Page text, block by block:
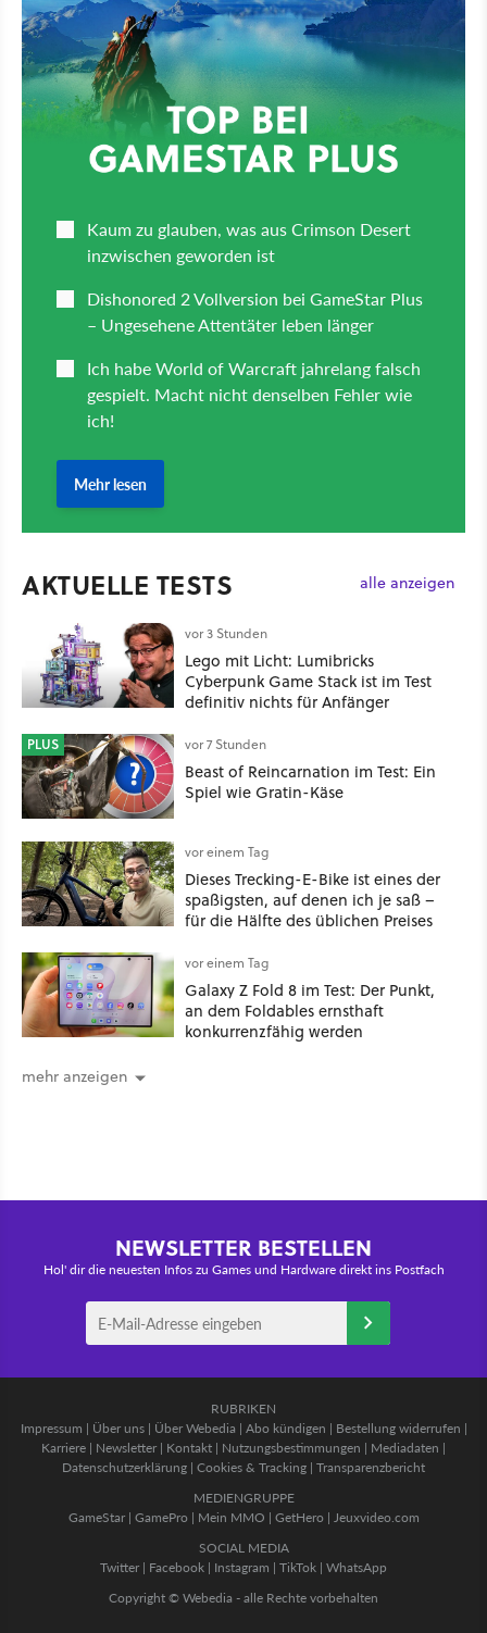
AKTUELLE TESTS alle anzeigen
vor 3 Stunden
Lego mit Licht: Lumibricks
Cyberpunk Game Stack ist im Test
definitiv nichts für Anfänger
PLUS vor 7 Stunden
Beast of Reincarnation im Test: Ein
Spiel wie Gratin-Käse
vor einem Tag
Dieses Trecking-E-Bike ist eines der
spaßigsten, auf denen ich je saß –
für die Hälfte des üblichen Preises
vor einem Tag
Galaxy Z Fold 8 im Test: Der Punkt,
an dem Foldables ernsthaft
konkurrenzfähig werden
mehr anzeigen
NEWSLETTER BESTELLEN
Hol' dir die neuesten Infos zu Games und Hardware direkt ins Postfach
RUBRIKEN
Impressum | Über uns| Über Webedia | Abo kündigen | Bestellung widerrufen |
Karriere | Newsletter | Kontakt | Nutzungsbestimmungen | Mediadaten |
Datenschutzerklärung | Cookies & Tracking | Transparenzbericht
MEDIENGRUPPE
GameStar| GamePro | Mein MMO | GetHero | Jeuxvideo.com
SOCIAL MEDIA
Twitter | Facebook | Instagram | TikTok | WhatsApp
Copyright © Webedia - alle Rechte vorbehalten